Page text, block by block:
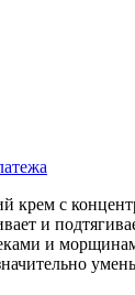
крем с
и
и